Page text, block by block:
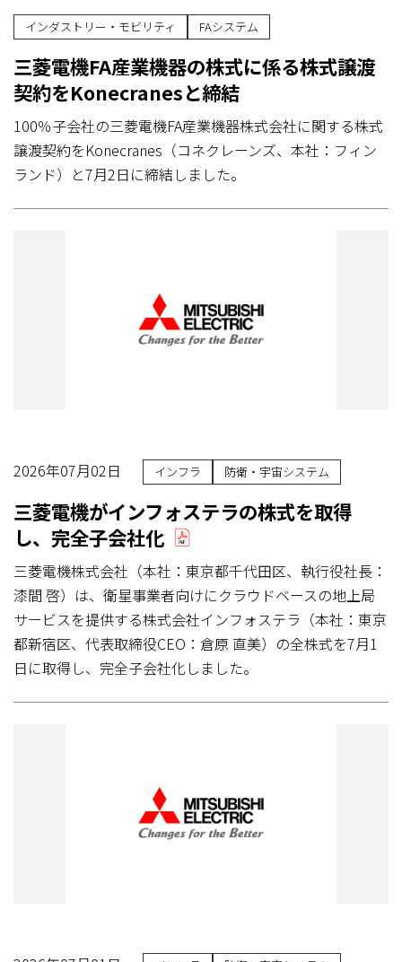
インダストリー・モビリティ FAシステム
三菱電機FA産業機器の株式に係る株式譲渡
契約をKonecranesと締結
100％子会社の三菱電機FA産業機器株式会社に関する株式
譲渡契約をKonecranes（コネクレーンズ、本社：フィン
ランド）と7月2日に締結しました。
2026年07月02日 インフラ 防衛・宇宙システム
三菱電機がインフォステラの株式を取得
し、完全子会社化
三菱電機株式会社（本社：東京都千代田区、執行役社長：
漆間 啓）は、衛星事業者向けにクラウドベースの地上局
サービスを提供する株式会社インフォステラ（本社：東京
都新宿区、代表取締役CEO：倉原 直美）の全株式を7月1
日に取得し、完全子会社化しました。